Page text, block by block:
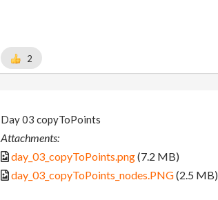
2
Day 03 copyToPoints
Attachments:
day_03_copyToPoints.png(7.2 MB)
day_03_copyToPoints_nodes.PNG(2.5 MB)